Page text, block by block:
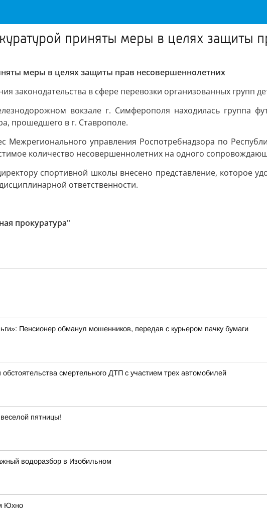
приняты меры в целях защиты
меры в целях защиты прав несовершеннолетних
законодательства в сфере перевозки организованных групп
вокзале г. Симферополя находилась группа
прошедшего в г. Ставрополе.
Межрегионального управления Роспотребнадзора по
количество несовершеннолетних на одного
спортивной школы внесено представление, которое
ответственности.
прокуратура"
Пенсионер обманул мошенников, передав с курьером пачку бумаги
смертельного ДТП с участием трех автомобилей
пятницы!
водоразбор в Изобильном
Юхно